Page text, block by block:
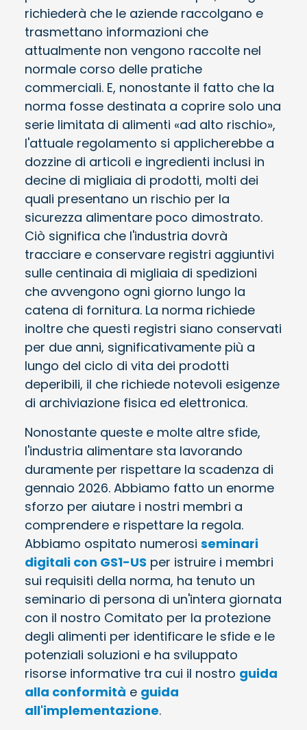
richiederà che le aziende raccolgano e
trasmettano informazioni che
attualmente non vengono raccolte nel
normale corso delle pratiche
commerciali. E, nonostante il fatto che la
norma fosse destinata a coprire solo una
serie limitata di alimenti «ad alto rischio»,
l'attuale regolamento si applicherebbe a
dozzine di articoli e ingredienti inclusi in
decine di migliaia di prodotti, molti dei
quali presentano un rischio per la
sicurezza alimentare poco dimostrato.
Ciò significa che l'industria dovrà
tracciare e conservare registri aggiuntivi
sulle centinaia di migliaia di spedizioni
che avvengono ogni giorno lungo la
catena di fornitura. La norma richiede
inoltre che questi registri siano conservati
per due anni, significativamente più a
lungo del ciclo di vita dei prodotti
deperibili, il che richiede notevoli esigenze
di archiviazione fisica ed elettronica.
Nonostante queste e molte altre sfide,
l'industria alimentare sta lavorando
duramente per rispettare la scadenza di
gennaio 2026. Abbiamo fatto un enorme
sforzo per aiutare i nostri membri a
comprendere e rispettare la regola.
Abbiamo ospitato numerosi seminari
digitali con GS1-US per istruire i membri
sui requisiti della norma, ha tenuto un
seminario di persona di un'intera giornata
con il nostro Comitato per la protezione
degli alimenti per identificare le sfide e le
potenziali soluzioni e ha sviluppato
risorse informative tra cui il nostro guida
alla conformità e guida
all'implementazione.